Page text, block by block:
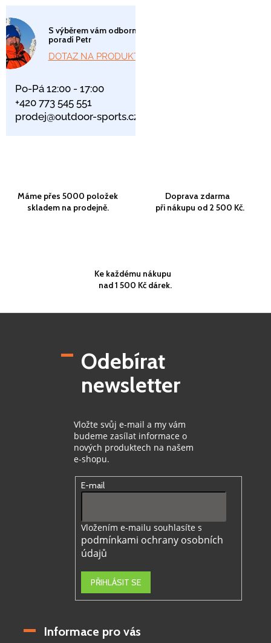
S výběrem vám odborně
poradí Petr
DOTAZ NA PRODUKT
Po-Pá 12:00 - 17:00
+420 773 545 551
prodej@outdoor-sports.cz
Máme přes 5000 položek
skladem na prodejně.
Doprava zdarma
při nákupu od 2 500 Kč.
Ke každému nákupu
nad 1 500 Kč dárek.
Odebírat
newsletter
Vložte svůj e-mail a my vám
budeme zasílat informace o
nových produktech na našem
e-shopu.
E-mail
Vložením e-mailu souhlasíte s
podmínkami ochrany osobních
údajů
PŘIHLÁSIT SE
Informace pro vás